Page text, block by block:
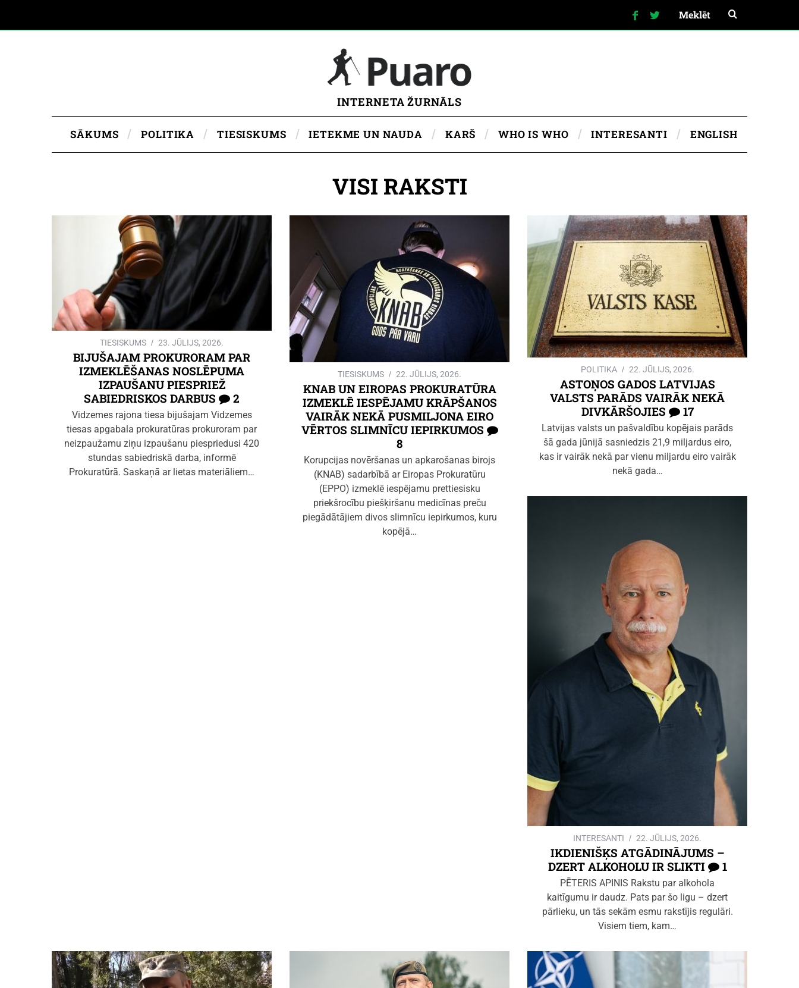
INTERNETA ŽURNĀLS
SĀKUMS POLITIKA TIESISKUMS IETEKME UN NAUDA KARŠ WHO IS WHO INTERESANTI ENGLISH
VISI RAKSTI
TIESISKUMS 23. JŪLIJS, 2026.
BIJUŠAJAM PROKURORAM PAR
IZMEKLĒŠANAS NOSLĒPUMA
IZPAUŠANU PIESPRIEŽ
SABIEDRISKOS DARBUS
2
Vidzemes rajona tiesa bijušajam Vidzemes
tiesas apgabala prokuratūras prokuroram par
neizpaužamu ziņu izpaušanu piespriedusi 420
stundas sabiedriskā darba, informē
Prokuratūrā. Saskaņā ar lietas materiāliem…
TIESISKUMS 22. JŪLIJS, 2026.
KNAB UN EIROPAS PROKURATŪRA
IZMEKLĒ IESPĒJAMU KRĀPŠANOS
VAIRĀK NEKĀ PUSMILJONA EIRO
VĒRTOS SLIMNĪCU IEPIRKUMOS
8
Korupcijas novēršanas un apkarošanas birojs
(KNAB) sadarbībā ar Eiropas Prokuratūru
(EPPO) izmeklē iespējamu prettiesisku
priekšrocību piešķiršanu medicīnas preču
piegādātājiem divos slimnīcu iepirkumos, kuru
kopējā…
POLITIKA 22. JŪLIJS, 2026.
ASTOŅOS GADOS LATVIJAS
VALSTS PARĀDS VAIRĀK NEKĀ
DIVKĀRŠOJIES
17
Latvijas valsts un pašvaldību kopējais parāds
šā gada jūnijā sasniedzis 21,9 miljardus eiro,
kas ir vairāk nekā par vienu miljardu eiro vairāk
nekā gada…
INTERESANTI 22. JŪLIJS, 2026.
IKDIENIŠĶS ATGĀDINĀJUMS –
DZERT ALKOHOLU IR SLIKTI
1
PĒTERIS APINIS Rakstu par alkohola
kaitīgumu ir daudz. Pats par šo ligu – dzert
pārlieku, un tās sekām esmu rakstījis regulāri.
Visiem tiem, kam…